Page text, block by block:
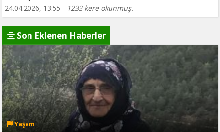
24.04.2026, 13:55 - 1233 kere okunmuş.
Son Eklenen Haberler
Yaşam